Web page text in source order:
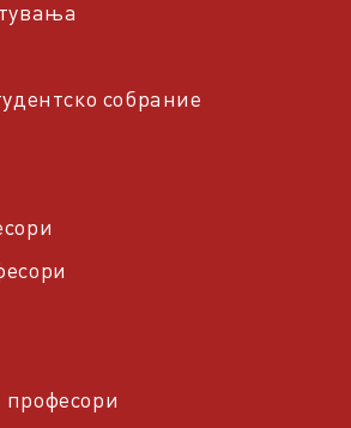
собрание